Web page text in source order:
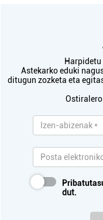
Astekarko eduki
ditugun zozketa eta
dut.